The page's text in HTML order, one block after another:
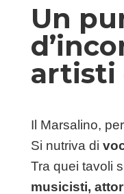
Un
artisti
Il Marsalino,
Si nutriva di
Tra quei tavoli
musicisti,